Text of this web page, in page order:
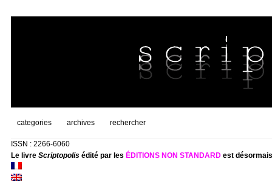
categories archives rechercher
ISSN : 2266-6060
Le livre Scriptopolisédité par les ÉDITIONS NON STANDARDest